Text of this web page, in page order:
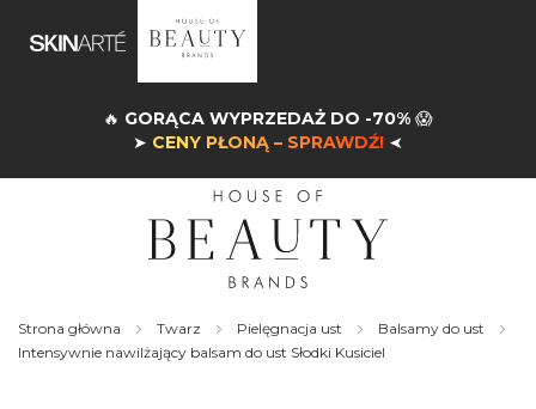
🔥 GORĄCA WYPRZEDAŻ DO -70% 😱
➤ CENY PŁONĄ – SPRAWDŹ! ➤
Strona główna Twarz Pielęgnacja ust
Balsamy do ust
Intensywnie nawilżający balsam do ust Słodki Kusiciel